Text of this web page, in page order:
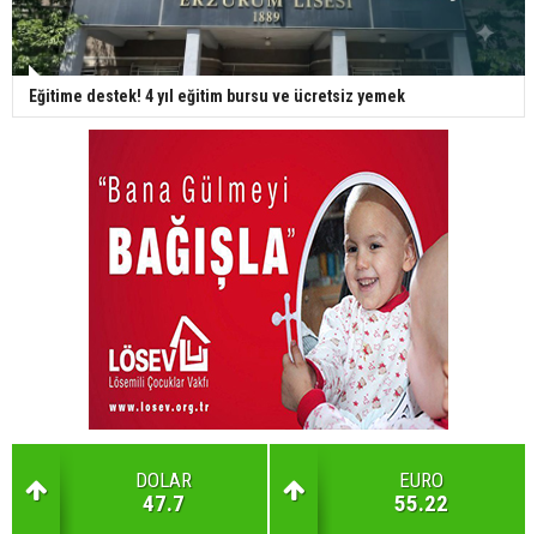
Eğitime destek! 4 yıl eğitim bursu ve ücretsiz yemek
DOLAR
47.7
EURO
55.22